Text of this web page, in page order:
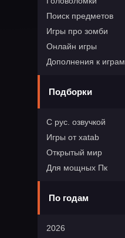
Поиск предметов
Игры про зомби
Онлайн игры
Дополнения к играм
Подборки
С рус. озвучкой
Игры от xatab
Открытый мир
Для мощных Пк
По годам
2026